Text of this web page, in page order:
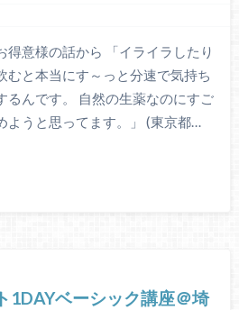
意様の話から 「イライラしたり
むと本当にす～っと分速で気持ち
るんです。 自然の生薬なのにすご
ようと思ってます。」 (東京都…
1DAYベーシック講座＠埼